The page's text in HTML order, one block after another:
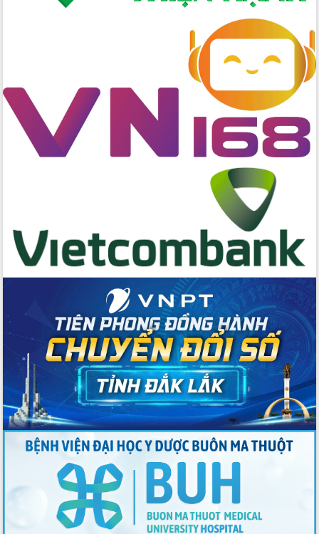
Ứng dụng sinh trắc học - Bước tiến
Đắk Lắk đẩy mạnh nuôi biển công
nghệ, hướng tới phát triển thủy sản
bền vững
Tập huấn nâng cao năng lực triển khai
chuyển đổi số cho cán bộ, công chức
Đẩy mạnh cải cách hành chính, quyết
tâm đạt được mục tiêu tăng trưởng
hai con số trong năm 2026
Lương Văn Chánh năm 2026
Phó Bí thư Tỉnh ủy Đắk Lắk Đỗ Hữu
Huy giữ chức Bí thư Đảng ủy Ủy Ban
Nhân dân tỉnh
Bệnh án điện tử thúc đẩy chuyển đổi
số y tế tại Đắk Lắk
Chuyển đổi số thư viện: Mở rộng
không gian tri thức trong thời đại số
Đánh giá, rút kinh nghiệm công tác tổ
chức diễn tập trước ngày bầu cử
Chương trình “Gặp gỡ hữu nghị –
Friendship Meeting New Year 2026”
Bầu cử Quốc hội và HĐND: Cử tri Đắk
Lắk gửi gắm niềm tin, kỳ vọng vào lá
Đắk Lắk sẵn sàng các điều kiện cho